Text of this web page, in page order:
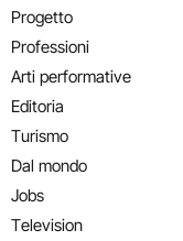
Progetto
Professioni
Arti performative
Editoria
Turismo
Dal mondo
Jobs
Television